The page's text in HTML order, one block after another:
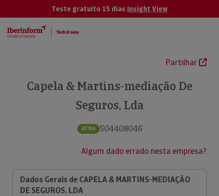
Teste gratuito 15 dias Insight View
Partilhar
Capela & Martins-mediação De
Seguros, Lda
ATIVA 504408046
Algum dado errado nesta empresa?
Dados Gerais de CAPELA & MARTINS-MEDIAÇÃO
DE SEGUROS, LDA